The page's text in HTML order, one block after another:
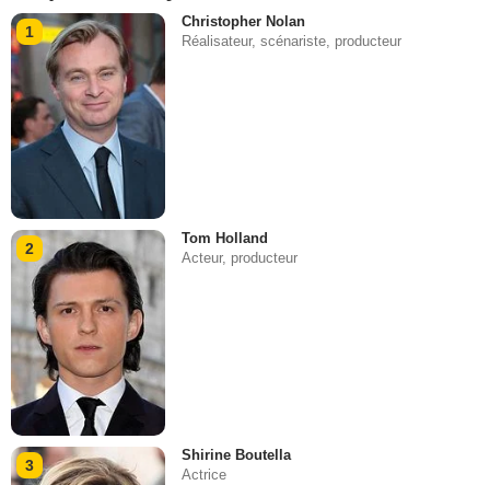
1
Christopher Nolan
Réalisateur, scénariste, producteur
2
Tom Holland
Acteur, producteur
3
Shirine Boutella
Actrice